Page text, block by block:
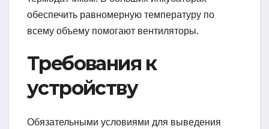
обеспечить равномерную температуру по
всему объему помогают вентиляторы.
Требования к
устройству
Обязательными условиями для выведения